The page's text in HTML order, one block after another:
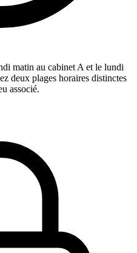
matin au cabinet A et le lundi
deux plages horaires distinctes
associé.